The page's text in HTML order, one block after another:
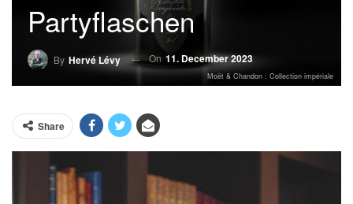
Partyflaschen
By Hervé Lévy On 11. December 2023
Moët & Chandon : Collection impériale
Share